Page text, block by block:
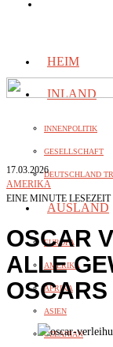
HEIM
INLAND
INNENPOLITIK
GESELLSCHAFT
DEUTSCHLAND
AUSLAND
EUROPA
AMERIKA
AFRIKA
ASIEN
OZEANIAN
17.03.2026
AMERIKA
EINE MINUTE LESEZEIT
OSCAR
ALLE